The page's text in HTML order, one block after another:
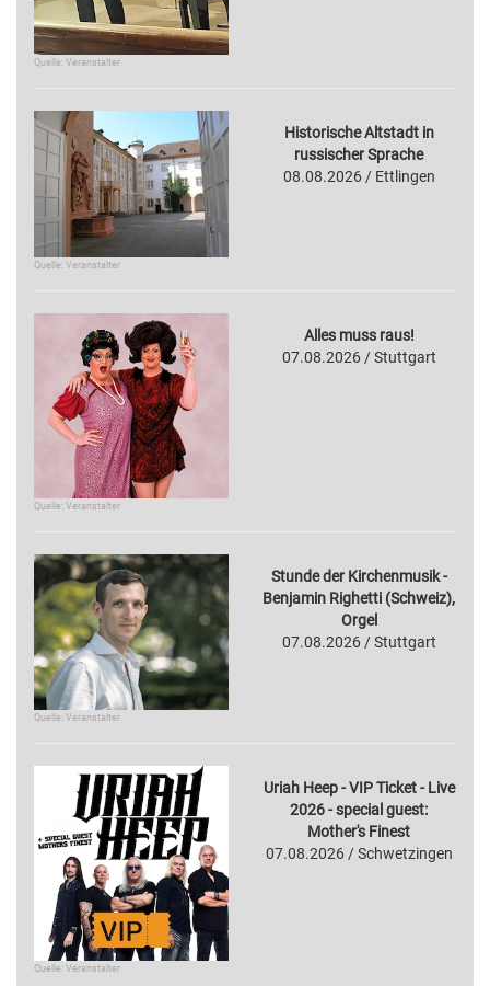
Quelle: Veranstalter
Quelle: Veranstalter
Historische Altstadt in
russischer Sprache
08.08.2026 / Ettlingen
Quelle: Veranstalter
Alles muss raus!
07.08.2026 / Stuttgart
Quelle: Veranstalter
Stunde der Kirchenmusik -
Benjamin Righetti (Schweiz),
Orgel
07.08.2026 / Stuttgart
Quelle: Veranstalter
Uriah Heep - VIP Ticket - Live
2026 - special guest:
Mother's Finest
07.08.2026 / Schwetzingen